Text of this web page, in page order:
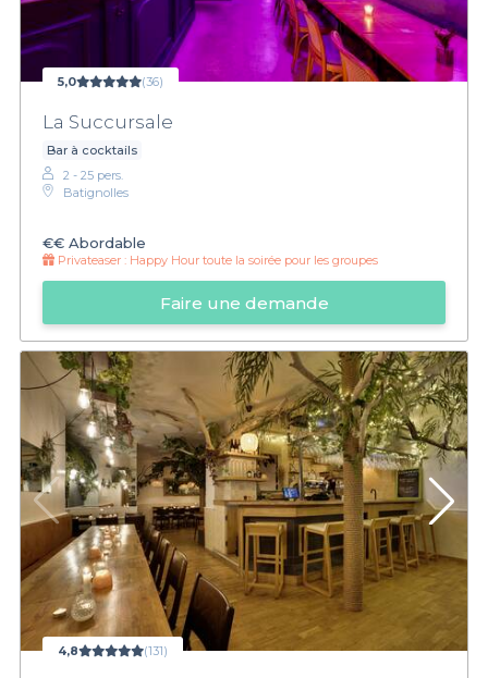
5,0 (36)
La Succursale
Bar à cocktails
2 - 25 pers.
Batignolles
€€ Abordable
Privateaser : Happy Hour toute la soirée pour les groupes
Faire une demande
4,8 (131)